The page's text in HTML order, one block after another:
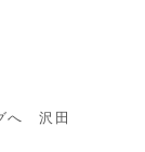
へ 沢田